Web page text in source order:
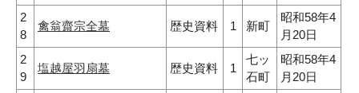
2
8
禽翁齋宗全墓 歴史資料 1 新町
昭和58年4
月20日
2
9
塩越屋羽扇墓 歴史資料 1
七ッ
石町
昭和58年4
月20日